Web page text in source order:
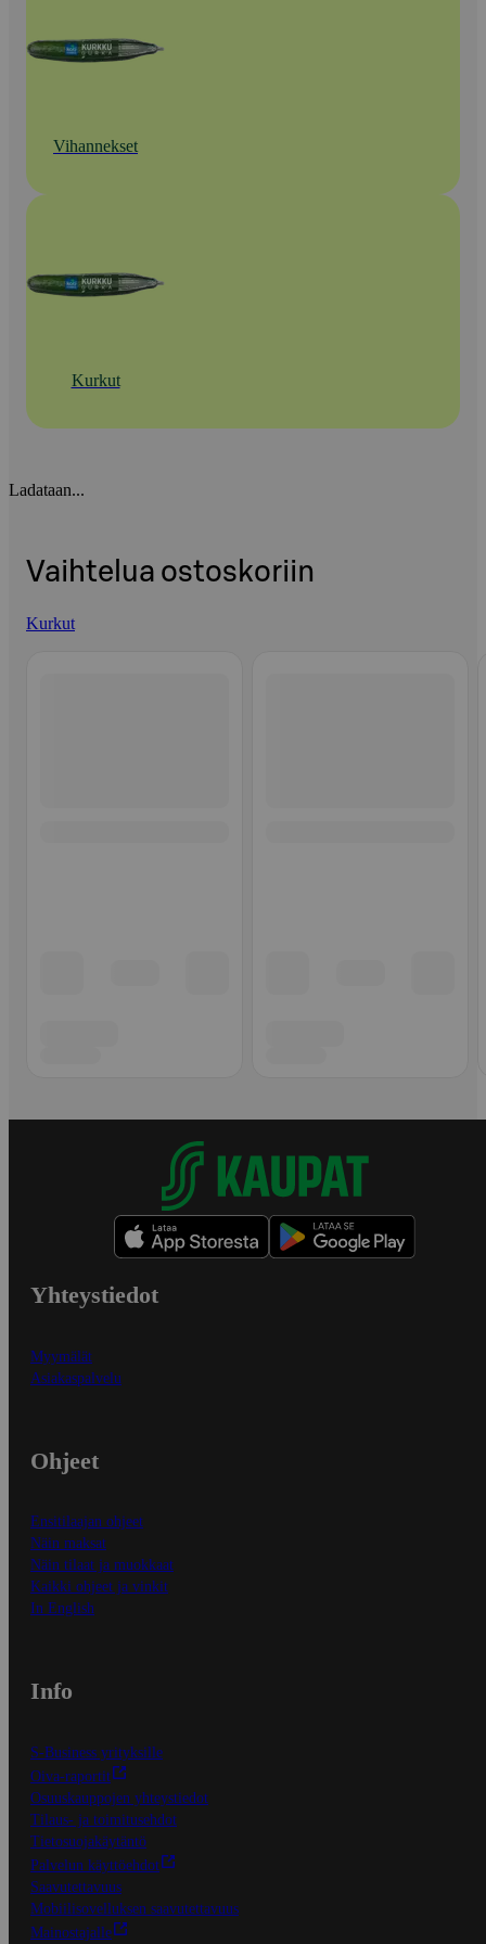
Vihannekset
Kurkut
Ladataan...
Vaihtelua ostoskoriin
Kurkut
Yhteystiedot
Myymälät
Asiakaspalvelu
Ohjeet
Ensitilaajan ohjeet
Näin maksat
Näin tilaat ja muokkaat
Kaikki ohjeet ja vinkit
In English
Info
S-Business yrityksille
Oiva-raportit
Osuuskauppojen yhteystiedot
Tilaus- ja toimitusehdot
Tietosuojakäytäntö
Palvelun käyttöehdot
Saavutettavuus
Mobiilisovelluksen saavutettavuus
Mainostajalle